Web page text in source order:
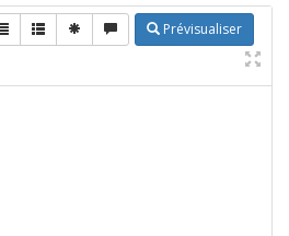
Prévisualiser